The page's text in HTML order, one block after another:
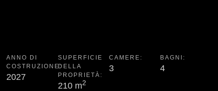
ANNO DI
COSTRUZIONE:
2027
SUPERFICIE
DELLA
PROPRIETÀ:
210 m2
CAMERE:
3
BAGNI:
4